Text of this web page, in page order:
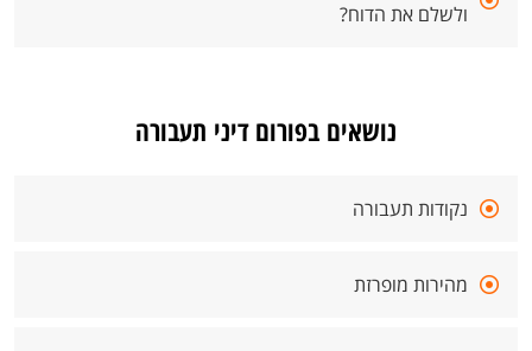
ולשלם את הדוח?
נושאים בפורום דיני תעבורה
נקודות תעבורה
מהירות מופרזת